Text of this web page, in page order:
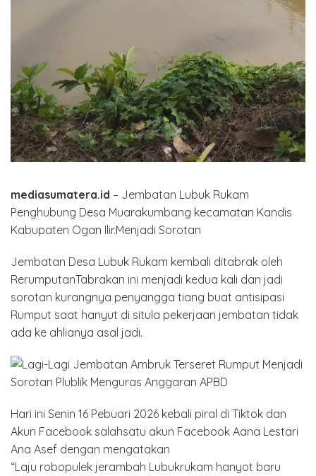
mediasumatera.id – Jembatan Lubuk Rukam
Penghubung Desa Muarakumbang kecamatan Kandis
Kabupaten Ogan Ilir.Menjadi Sorotan
Jembatan Desa Lubuk Rukam kembali ditabrak oleh
RerumputanTabrakan ini menjadi kedua kali dan jadi
sorotan kurangnya penyangga tiang buat antisipasi
Rumput saat hanyut di situla pekerjaan jembatan tidak
ada ke ahlianya asal jadi.
Hari ini Senin 16 Pebuari 2026 kebali piral di Tiktok dan
Akun Facebook salahsatu akun Facebook Aana Lestari
Ana Asef dengan mengatakan
“Laju robopulek jerambah Lubukrukam hanyot baru